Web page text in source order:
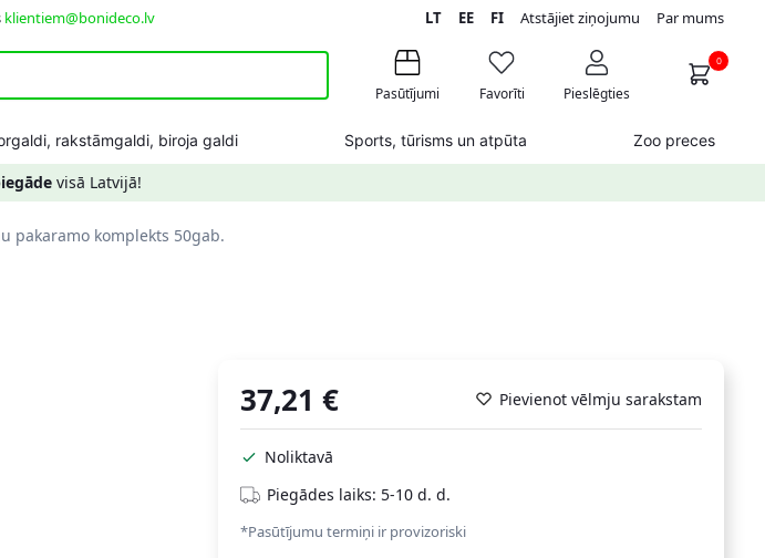
klientiem@bonideco.lv LT EE FIAtstājiet ziņojumu Par mums
Pasūtījumi Favorīti Pieslēgties
0
rakstāmgaldi, biroja galdi Sports, tūrisms un atpūta Zoo preces
visā Latvijā!
pakaramo komplekts 50gab.
37,21 € Pievienot vēlmju sarakstam
Noliktavā
Piegādes laiks: 5-10 d. d.
*Pasūtījumu termiņi ir provizoriski